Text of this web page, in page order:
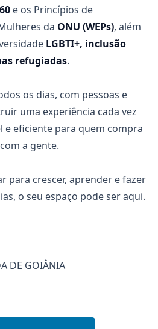
e os Princípios de
da ONU (WEPs), além
LGBTI+, inclusão
refugiadas.
os dias, com pessoas e
uma experiência cada vez
e eficiente para quem compra
a gente.
para crescer, aprender e fazer
o seu espaço pode ser aqui.
DE GOIÂNIA